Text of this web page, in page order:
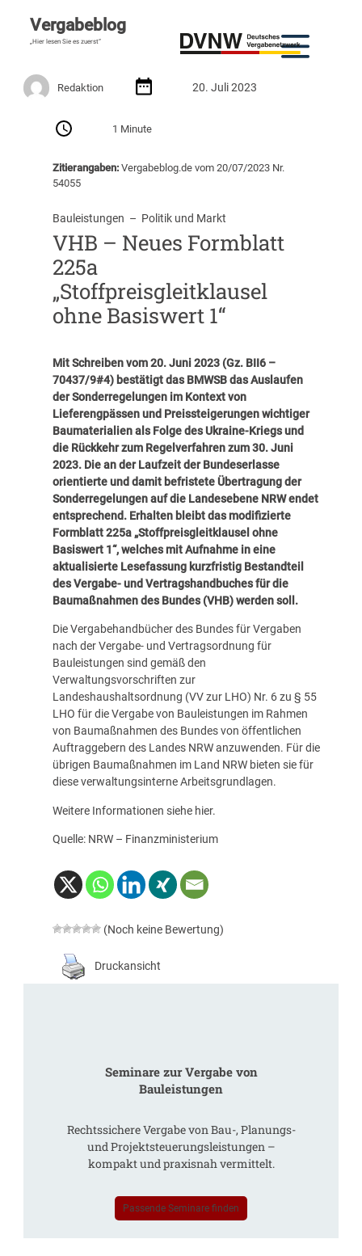
Vergabeblog
„Hier lesen Sie es zuerst“
Redaktion 20. Juli 2023
1 Minute
Zitierangaben:Vergabeblog.de vom 20/07/2023 Nr.
54055
Bauleistungen
  –
Politik und Markt
VHB – Neues Formblatt
225a
„Stoffpreisgleitklausel
ohne Basiswert 1“
Mit Schreiben vom 20. Juni 2023 (Gz. BII6 –
70437/9#4) bestätigt das BMWSB das Auslaufen
der Sonderregelungen im Kontext von
Lieferengpässen und Preissteigerungen wichtiger
Baumaterialien als Folge des Ukraine-Kriegs und
die Rückkehr zum Regelverfahren zum 30. Juni
2023. Die an der Laufzeit der Bundeserlasse
orientierte und damit befristete Übertragung der
Sonderregelungen auf die Landesebene NRW endet
entsprechend. Erhalten bleibt das modifizierte
Formblatt 225a „Stoffpreisgleitklausel ohne
Basiswert 1“, welches mit Aufnahme in eine
aktualisierte Lesefassung kurzfristig Bestandteil
des Vergabe- und Vertragshandbuches für die
Baumaßnahmen des Bundes (VHB) werden soll.
Die Vergabehandbücher des Bundes für Vergaben
nach der Vergabe- und Vertragsordnung für
Bauleistungen sind gemäß den
Verwaltungsvorschriften zur
Landeshaushaltsordnung (VV zur LHO) Nr. 6 zu § 55
LHO für die Vergabe von Bauleistungen im Rahmen
von Baumaßnahmen des Bundes von öffentlichen
Auftraggebern des Landes NRW anzuwenden. Für die
übrigen Baumaßnahmen im Land NRW bieten sie für
diese verwaltungsinterne Arbeitsgrundlagen.
Weitere Informationen siehe hier.
Quelle: NRW – Finanzministerium
(Noch keine Bewertung)
Druckansicht
Seminare zur Vergabe von
Bauleistungen
Rechtssichere Vergabe von Bau-, Planungs-
und Projektsteuerungsleistungen –
kompakt und praxisnah vermittelt.
Passende Seminare finden